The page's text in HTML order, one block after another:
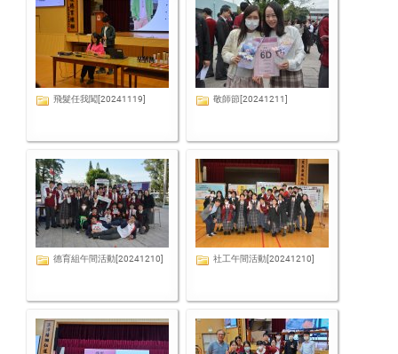
飛髮任我闖[20241119] 敬師節[20241211]
德育組午間活動[20241210] 社工午間活動[20241210]